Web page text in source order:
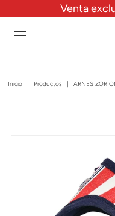
Venta
Inicio | Productos | ARNES